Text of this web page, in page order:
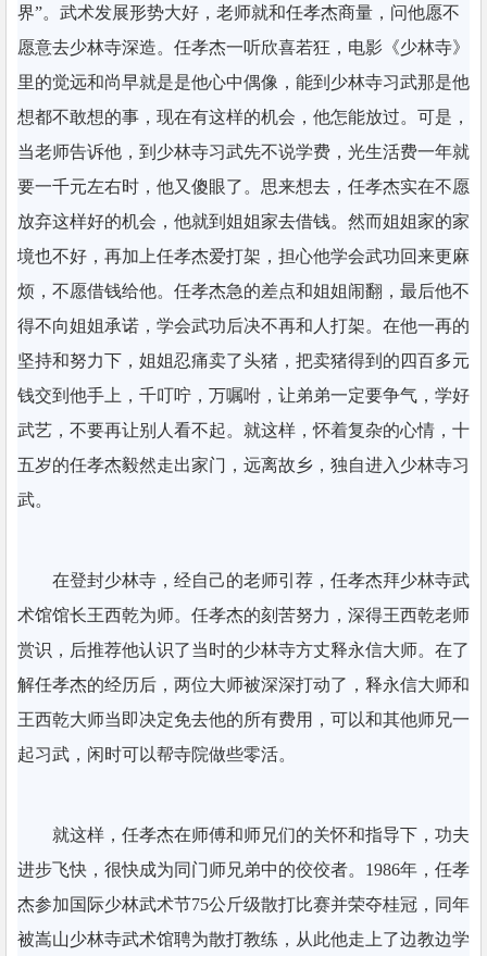
界”。武术发展形势大好，老师就和任孝杰商量，问他愿不
愿意去少林寺深造。任孝杰一听欣喜若狂，电影《少林寺》
里的觉远和尚早就是是他心中偶像，能到少林寺习武那是他
想都不敢想的事，现在有这样的机会，他怎能放过。可是，
当老师告诉他，到少林寺习武先不说学费，光生活费一年就
要一千元左右时，他又傻眼了。思来想去，任孝杰实在不愿
放弃这样好的机会，他就到姐姐家去借钱。然而姐姐家的家
境也不好，再加上任孝杰爱打架，担心他学会武功回来更麻
烦，不愿借钱给他。任孝杰急的差点和姐姐闹翻，最后他不
得不向姐姐承诺，学会武功后决不再和人打架。在他一再的
坚持和努力下，姐姐忍痛卖了头猪，把卖猪得到的四百多元
钱交到他手上，千叮咛，万嘱咐，让弟弟一定要争气，学好
武艺，不要再让别人看不起。就这样，怀着复杂的心情，十
五岁的任孝杰毅然走出家门，远离故乡，独自进入少林寺习
武。
在登封少林寺，经自己的老师引荐，任孝杰拜少林寺武
术馆馆长王西乾为师。任孝杰的刻苦努力，深得王西乾老师
赏识，后推荐他认识了当时的少林寺方丈释永信大师。在了
解任孝杰的经历后，两位大师被深深打动了，释永信大师和
王西乾大师当即决定免去他的所有费用，可以和其他师兄一
起习武，闲时可以帮寺院做些零活。
就这样，任孝杰在师傅和师兄们的关怀和指导下，功夫
进步飞快，很快成为同门师兄弟中的佼佼者。1986年，任孝
杰参加国际少林武术节75公斤级散打比赛并荣夺桂冠，同年
被嵩山少林寺武术馆聘为散打教练，从此他走上了边教边学